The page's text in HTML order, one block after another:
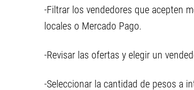
-Filtrar los vendedores que acepten
locales o Mercado Pago.
-Revisar las ofertas y elegir un
-Seleccionar la cantidad de pesos a